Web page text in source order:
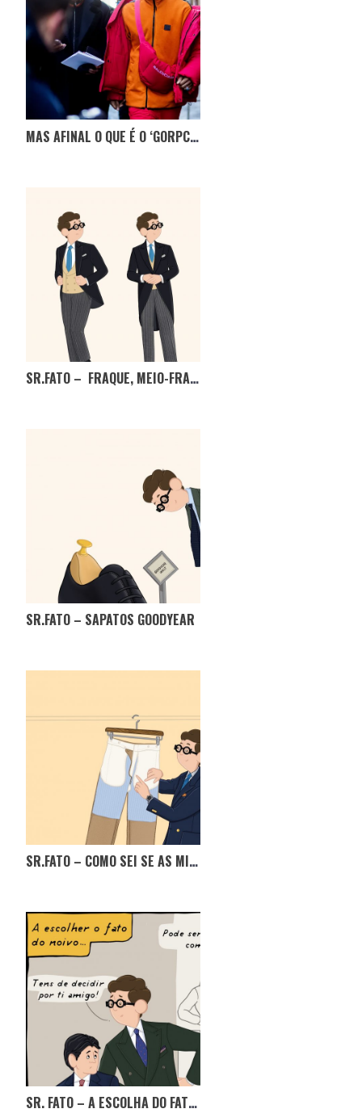
MAS AFINAL O QUE É O ‘GORPCORE’?
SR.FATO – FRAQUE, MEIO-FRAQUE, MINI-FRAQUE? EM QUE FICAMOS?
SR.FATO – SAPATOS GOODYEAR
SR.FATO – COMO SEI SE AS MINHAS CALÇAS SÃO DE QUALIDADE?
SR. FATO – A ESCOLHA DO FATO DO NOIVO!